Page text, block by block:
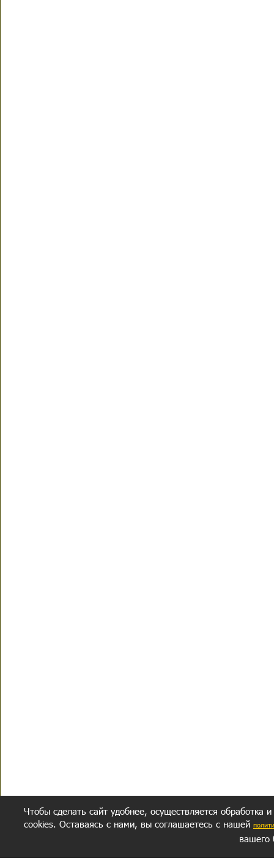
Чтобы сделать сайт удобнее, осуществляется обработка
cookies. Оставаясь с нами, вы соглашаетесь с нашей
вашего